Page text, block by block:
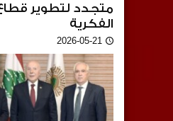
متجدد لتطوير
الفكرية
2026-05-21